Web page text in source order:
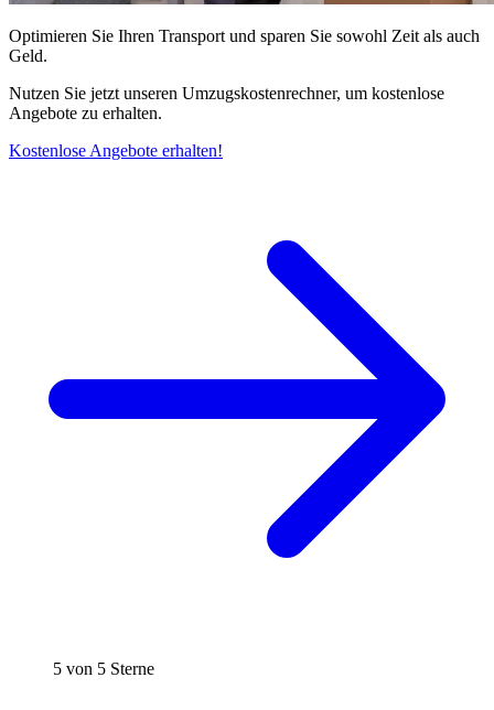
Optimieren Sie Ihren Transport und sparen Sie sowohl Zeit als auch
Geld.
Nutzen Sie jetzt unseren Umzugskostenrechner, um kostenlose
Angebote zu erhalten.
Kostenlose Angebote erhalten!
5 von 5 Sterne